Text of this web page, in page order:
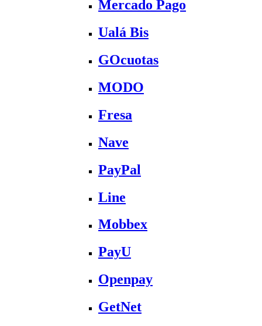
Mercado Pago
Ualá Bis
GOcuotas
MODO
Fresa
Nave
PayPal
Line
Mobbex
PayU
Openpay
GetNet